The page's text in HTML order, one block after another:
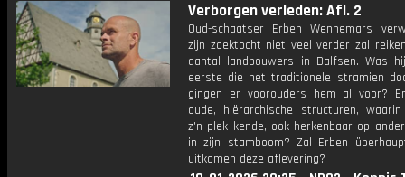
Verborgen verleden: Afl. 2
Oud-schaatser Erben Wennemars
zijn zoektocht niet veel verder zal
aantal landbouwers in Dalfsen. Was
eerste die het traditionele stramien
gingen er voorouders hem al voor?
oude, hiërarchische structuren,
z'n plek kende, ook herkenbaar op
in zijn stamboom? Zal Erben
uitkomen deze aflevering?